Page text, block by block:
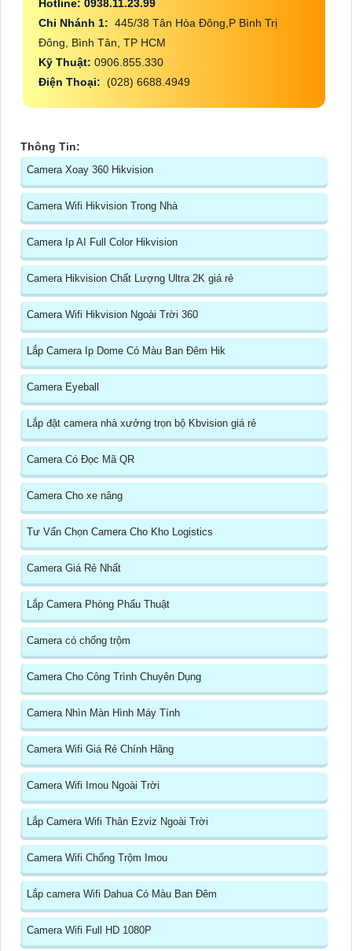
Hotline: 0938.11.23.99
Chi Nhánh 1: 445/38 Tân Hòa Đông,P Bình Trị
Đông, Bình Tân, TP HCM
Kỹ Thuật: 0906.855.330
Điện Thoại: (028) 6688.4949
Thông Tin:
Camera Xoay 360 Hikvision
Camera Wifi Hikvision Trong Nhà
Camera Ip AI Full Color Hikvision
Camera Hikvision Chất Lượng Ultra 2K giá rẻ
Camera Wifi Hikvision Ngoài Trời 360
Lắp Camera Ip Dome Có Màu Ban Đêm Hik
Camera Eyeball
Lắp đặt camera nhà xưởng trọn bộ Kbvision giá rẻ
Camera Có Đọc Mã QR
Camera Cho xe nâng
Tư Vấn Chọn Camera Cho Kho Logistics
Camera Giá Rẻ Nhất
Lắp Camera Phòng Phẩu Thuật
Camera có chống trộm
Camera Cho Công Trình Chuyên Dụng
Camera Nhìn Màn Hình Máy Tính
Camera Wifi Giá Rẻ Chính Hãng
Camera Wifi Imou Ngoài Trời
Lắp Camera Wifi Thân Ezviz Ngoài Trời
Camera Wifi Chống Trộm Imou
Lắp camera Wifi Dahua Có Màu Ban Đêm
Camera Wifi Full HD 1080P